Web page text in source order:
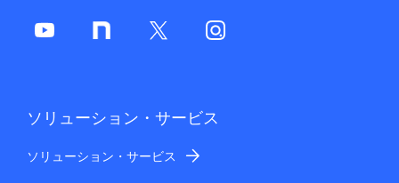
ソリューション・サービス
ソリューション・サービス